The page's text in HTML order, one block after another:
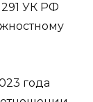
291 УК РФ
года